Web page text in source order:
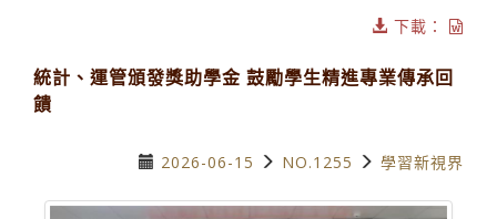
下載：
統計、運管頒發獎助學金 鼓勵學生精進專業傳承回
饋
2026-06-15 NO.1255 學習新視界